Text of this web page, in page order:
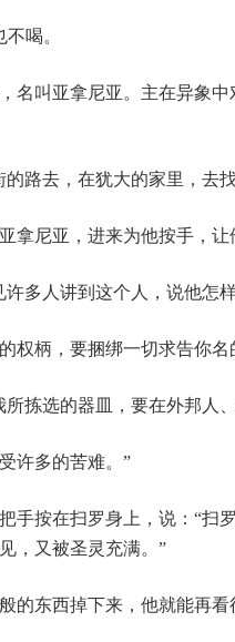
喝。
名叫亚拿尼亚。主在异象
路去，在犹大的家里，去
拿尼亚，进来为他按手，让
多人讲到这个人，说他怎
权柄，要捆绑一切求告你名
拣选的器皿，要在外邦人
许多的苦难。”
手按在扫罗身上，说：“扫
，又被圣灵充满。”
的东西掉下来，他就能再看